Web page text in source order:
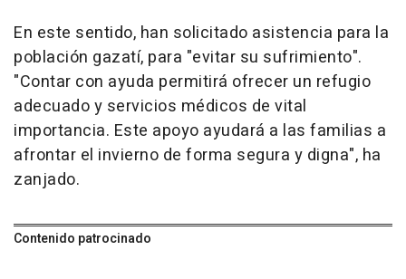
En este sentido, han solicitado asistencia para la
población gazatí, para "evitar su sufrimiento".
"Contar con ayuda permitirá ofrecer un refugio
adecuado y servicios médicos de vital
importancia. Este apoyo ayudará a las familias a
afrontar el invierno de forma segura y digna", ha
zanjado.
Contenido patrocinado